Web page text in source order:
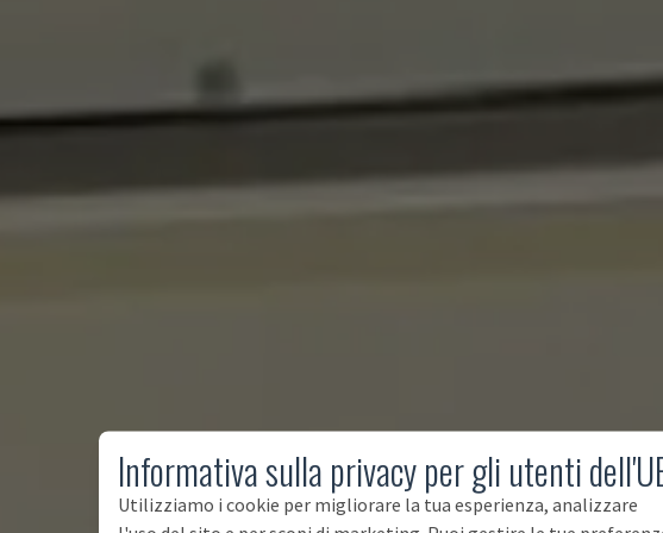
Informativa sulla privacy per gli utenti
Utilizziamo i cookie per migliorare la tua esperienza, analizzare